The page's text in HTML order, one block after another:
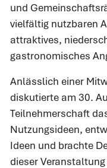
und
vielfältig nutzbaren
attraktives,
gastronomisches
Anlässlich einer
diskutierte am 30.
Teilnehmerschaft
Nutzungsideen,
Ideen und brachte
dieser